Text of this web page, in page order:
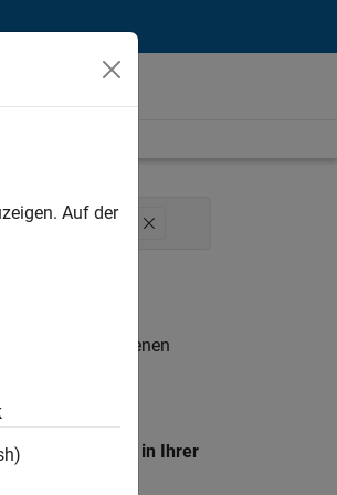
User Experience
immer keine offenen
Stellenangebote in Ihrer
Auf der